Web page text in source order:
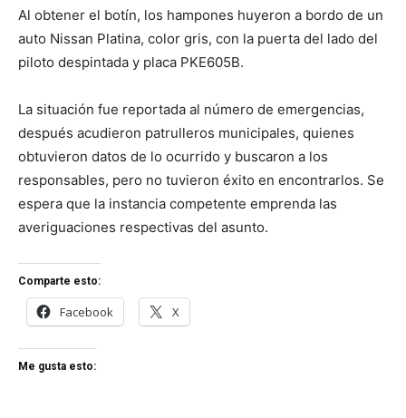
Al obtener el botín, los hampones huyeron a bordo de un
auto Nissan Platina, color gris, con la puerta del lado del
piloto despintada y placa PKE605B.
La situación fue reportada al número de emergencias,
después acudieron patrulleros municipales, quienes
obtuvieron datos de lo ocurrido y buscaron a los
responsables, pero no tuvieron éxito en encontrarlos. Se
espera que la instancia competente emprenda las
averiguaciones respectivas del asunto.
Comparte esto:
Facebook X
Me gusta esto: